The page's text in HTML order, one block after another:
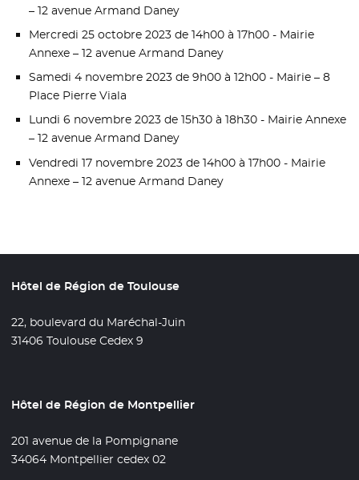
– 12 avenue Armand Daney
Mercredi 25 octobre 2023 de 14h00 à 17h00 - Mairie
Annexe – 12 avenue Armand Daney
Samedi 4 novembre 2023 de 9h00 à 12h00 - Mairie – 8
Place Pierre Viala
Lundi 6 novembre 2023 de 15h30 à 18h30 - Mairie Annexe
– 12 avenue Armand Daney
Vendredi 17 novembre 2023 de 14h00 à 17h00 - Mairie
Annexe – 12 avenue Armand Daney
Hôtel de Région de Toulouse
22, boulevard du Maréchal-Juin
31406 Toulouse Cedex 9
Hôtel de Région de Montpellier
201 avenue de la Pompignane
34064 Montpellier cedex 02